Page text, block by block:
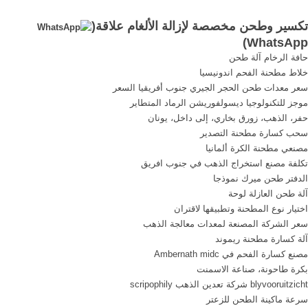
وطحن المواد الخام للأسمنت
أفريقيا التي تقدم مصنع كسارة
. أبحث عن الألغام عقد إنتاج
الفحم. الحصول على السعر
تكسير وطحن مخصصة لإزالة الألغام علاقة(
WhatsApp
)
حافة الرخام آلة طحن
خلاط مطحنة الفحم اندونيسيا
سعر معدات طحن الحجر الجيري جنوب أفريقيا السعر
موجز للتكنولوجيا ديسولفوريشن الرماد المتطاير
حفر، الذهب، زورق بخاري، إلى داخل، يونان
سحب كسارة مطحنة التصدير
مصنعي مطحنة الكرة ألمانيا
تكلفة مصنع استخراج الذهب في جنوب افريق
الدفتر طحن ميرك نموذجا
آلة طحن العازلة لوحة
اختيار نوع المطحنة وتطبيقها لاقتران
سعر الشركة المصنعة لمعدات معالجة الذهب
آلة كسارة مطحنة ريموند
مصنع كسارة الفحم في Ambernath midc
بكرة طاحونة، صناعة الاسمنت
blyvooruitzicht شركة تعدين الذهب scripophily
سرعة ماكينة الطحن للزعتر